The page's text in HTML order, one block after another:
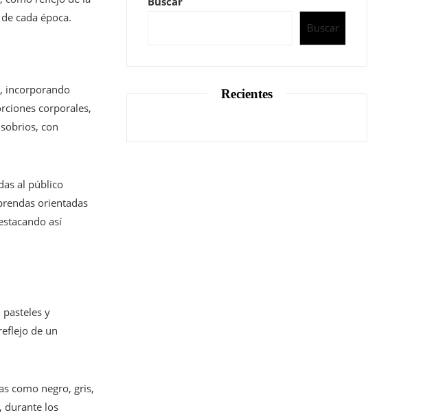
cada época.
incorporando
corporales,
con
al público
orientadas
así
y
de un
como negro, gris,
durante los
Buscar
Recientes